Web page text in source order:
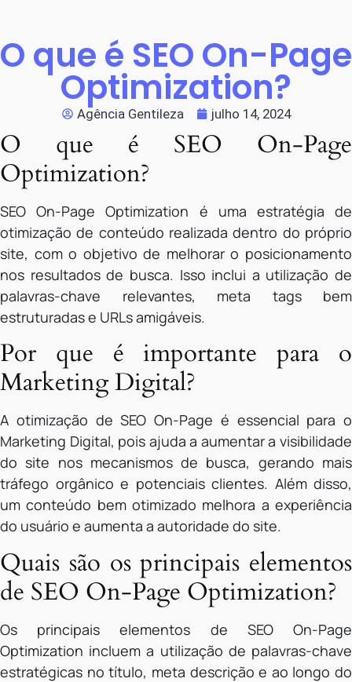
O que é SEO On-Page
Optimization?
Agência Gentileza julho 14, 2024
O que é SEO On-Page
Optimization?
SEO On-Page Optimization é uma estratégia de
otimização de conteúdo realizada dentro do próprio
site, com o objetivo de melhorar o posicionamento
nos resultados de busca. Isso inclui a utilização de
palavras-chave relevantes, meta tags bem
estruturadas e URLs amigáveis.
Por que é importante para o
Marketing Digital?
A otimização de SEO On-Page é essencial para o
Marketing Digital, pois ajuda a aumentar a visibilidade
do site nos mecanismos de busca, gerando mais
tráfego orgânico e potenciais clientes. Além disso,
um conteúdo bem otimizado melhora a experiência
do usuário e aumenta a autoridade do site.
Quais são os principais elementos
de SEO On-Page Optimization?
Os principais elementos de SEO On-Page
Optimization incluem a utilização de palavras-chave
estratégicas no título, meta descrição e ao longo do